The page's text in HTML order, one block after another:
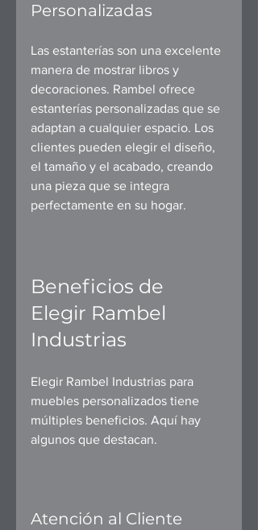
Personalizadas
Las estanterías son una excelente
manera de mostrar libros y
decoraciones. Rambel ofrece
estanterías personalizadas que se
adaptan a cualquier espacio. Los
clientes pueden elegir el diseño,
el tamaño y el acabado, creando
una pieza que se integra
perfectamente en su hogar.
Beneficios de
Elegir Rambel
Industrias
Elegir Rambel Industrias para
muebles personalizados tiene
múltiples beneficios. Aquí hay
algunos que destacan.
Atención al Cliente